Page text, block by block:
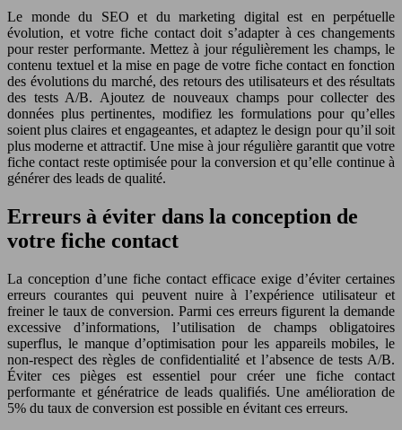
Le monde du SEO et du marketing digital est en perpétuelle
évolution, et votre fiche contact doit s’adapter à ces changements
pour rester performante. Mettez à jour régulièrement les champs, le
contenu textuel et la mise en page de votre fiche contact en fonction
des évolutions du marché, des retours des utilisateurs et des résultats
des tests A/B. Ajoutez de nouveaux champs pour collecter des
données plus pertinentes, modifiez les formulations pour qu’elles
soient plus claires et engageantes, et adaptez le design pour qu’il soit
plus moderne et attractif. Une mise à jour régulière garantit que votre
fiche contact reste optimisée pour la conversion et qu’elle continue à
générer des leads de qualité.
Erreurs à éviter dans la conception de
votre fiche contact
La conception d’une fiche contact efficace exige d’éviter certaines
erreurs courantes qui peuvent nuire à l’expérience utilisateur et
freiner le taux de conversion. Parmi ces erreurs figurent la demande
excessive d’informations, l’utilisation de champs obligatoires
superflus, le manque d’optimisation pour les appareils mobiles, le
non-respect des règles de confidentialité et l’absence de tests A/B.
Éviter ces pièges est essentiel pour créer une fiche contact
performante et génératrice de leads qualifiés. Une amélioration de
5% du taux de conversion est possible en évitant ces erreurs.